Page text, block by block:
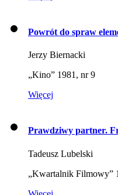
Powrót do spraw
Jerzy Biernacki
„Kino” 1981, nr 9
Więcej
Prawdziwy partner.
Tadeusz Lubelski
„Kwartalnik Filmowy”